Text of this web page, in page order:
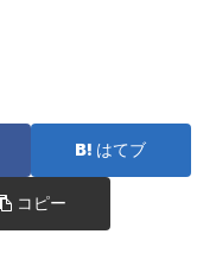
はてブ
コピー